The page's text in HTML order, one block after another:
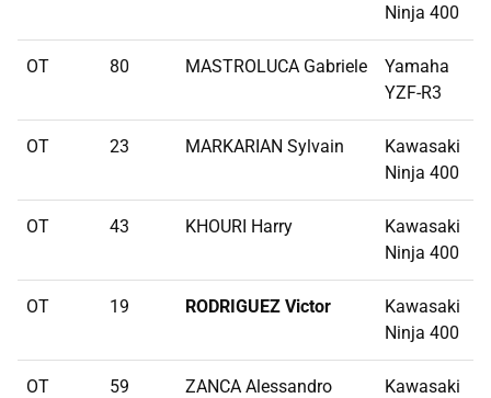
Ninja 400
OT 80 MASTROLUCA Gabriele
Yamaha
YZF-R3
OT 23 MARKARIAN Sylvain
Kawasaki
Ninja 400
OT 43 KHOURI Harry
Kawasaki
Ninja 400
OT 19 RODRIGUEZ Victor
Kawasaki
Ninja 400
OT 59 ZANCA Alessandro
Kawasaki